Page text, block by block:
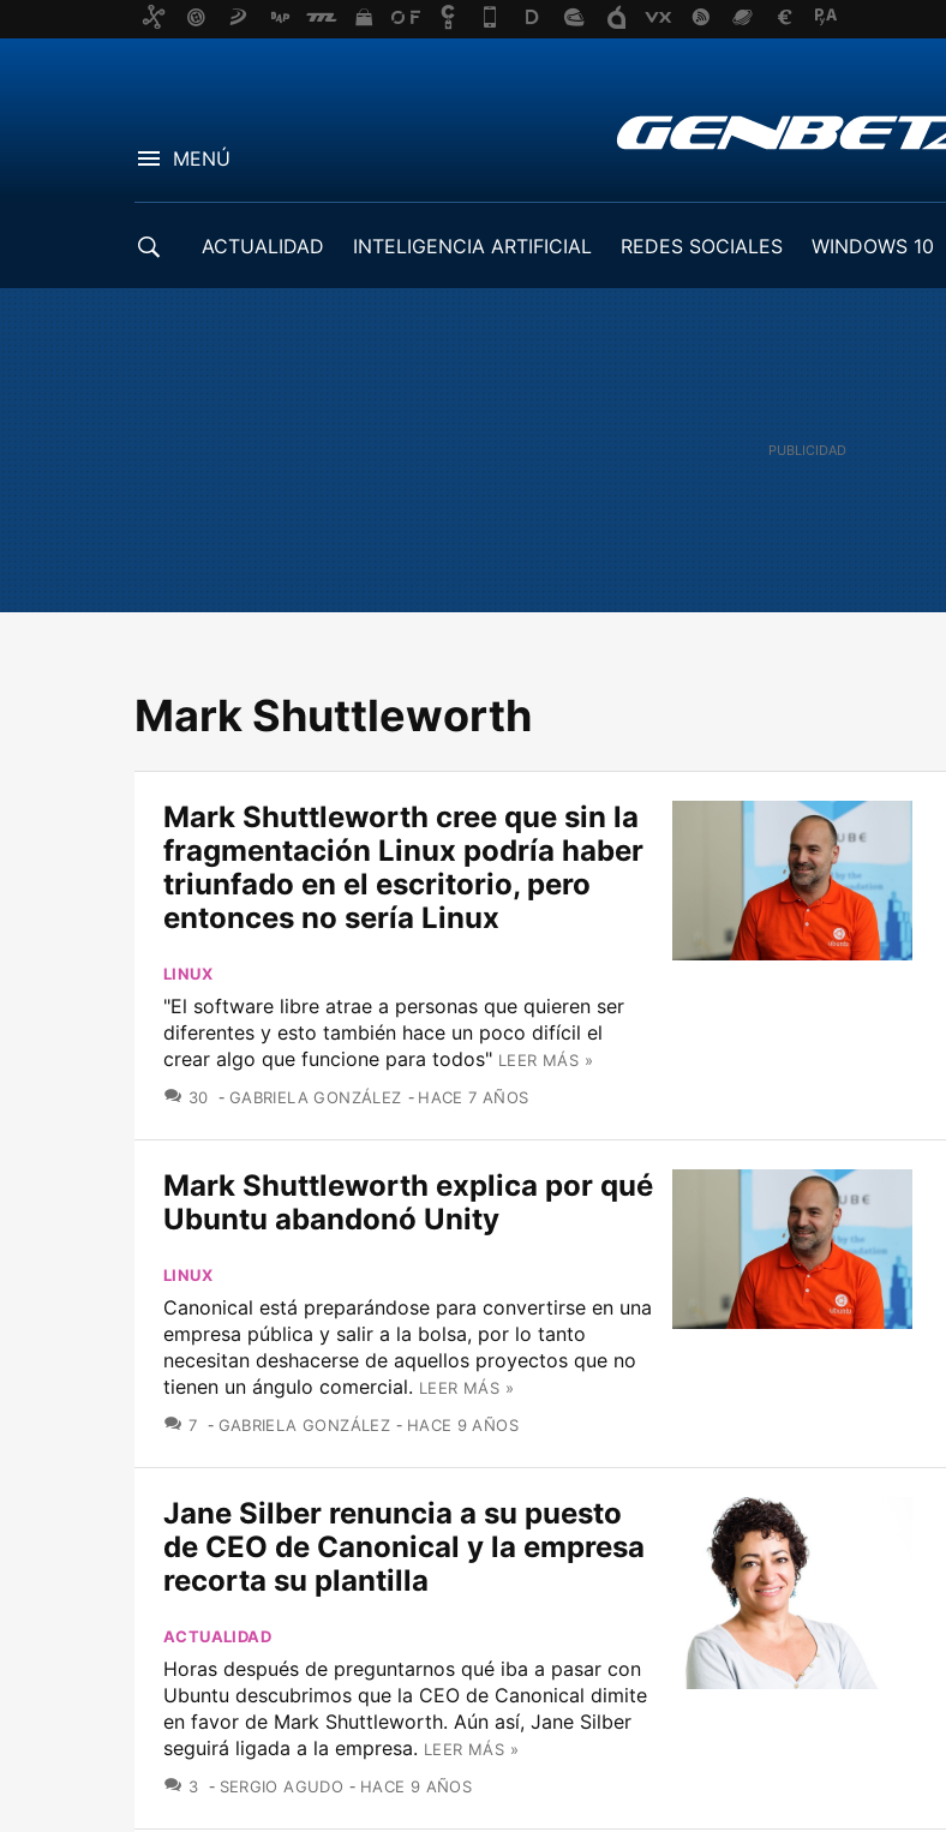
MENÚ
ACTUALIDAD INTELIGENCIA ARTIFICIAL REDES SOCIALES WINDOWS 10
Mark Shuttleworth
Mark Shuttleworth cree que sin la
fragmentación Linux podría haber
triunfado en el escritorio, pero
entonces no sería Linux
LINUX
"El software libre atrae a personas que quieren ser
diferentes y esto también hace un poco difícil el
crear algo que funcione para todos" LEER MÁS »
30 COMENTARIOS
GABRIELA GONZÁLEZ HACE 7 AÑOS
Mark Shuttleworth explica por qué
Ubuntu abandonó Unity
LINUX
Canonical está preparándose para convertirse en una
empresa pública y salir a la bolsa, por lo tanto
necesitan deshacerse de aquellos proyectos que no
tienen un ángulo comercial. LEER MÁS »
7 COMENTARIOS
GABRIELA GONZÁLEZ HACE 9 AÑOS
Jane Silber renuncia a su puesto
de CEO de Canonical y la empresa
recorta su plantilla
ACTUALIDAD
Horas después de preguntarnos qué iba a pasar con
Ubuntu descubrimos que la CEO de Canonical dimite
en favor de Mark Shuttleworth. Aún así, Jane Silber
seguirá ligada a la empresa. LEER MÁS »
3 COMENTARIOS
SERGIO AGUDO HACE 9 AÑOS